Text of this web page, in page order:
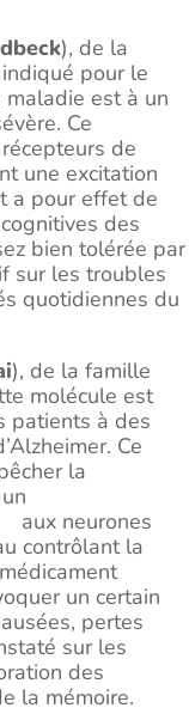
), de la
pour le
est à un
Ce
de
une excitation
a pour effet de
des
bien tolérée par
sur les troubles
quotidiennes du
), de la famille
molécule est
patients à des
Ce
la
aux neurones
contrôlant la
un certain
pertes
sur les
des
la mémoire.